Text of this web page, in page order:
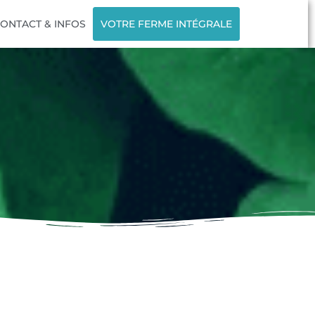
& INFOS VOTRE FERME INTÉGRALE